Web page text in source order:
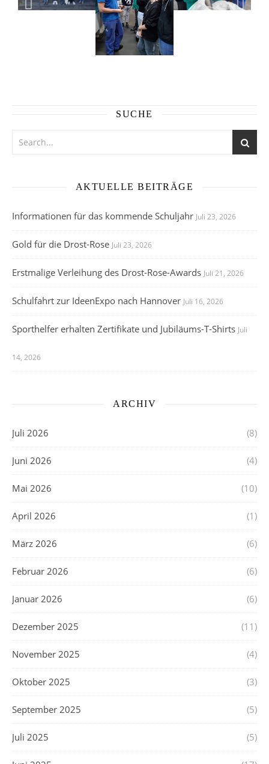
SUCHE
AKTUELLE BEITRÄGE
Informationen für das kommende Schuljahr Juli 23, 2026
Gold für die Drost-Rose Juli 23, 2026
Erstmalige Verleihung des Drost-Rose-Awards Juli 21, 2026
Schulfahrt zur IdeenExpo nach Hannover Juli 16, 2026
Sporthelfer erhalten Zertifikate und Jubiläums-T-Shirts Juli
14, 2026
ARCHIV
Juli 2026 (8)
Juni 2026 (4)
Mai 2026 (10)
April 2026 (1)
März 2026 (6)
Februar 2026 (6)
Januar 2026 (6)
Dezember 2025 (11)
November 2025 (4)
Oktober 2025 (3)
September 2025 (5)
Juli 2025 (5)